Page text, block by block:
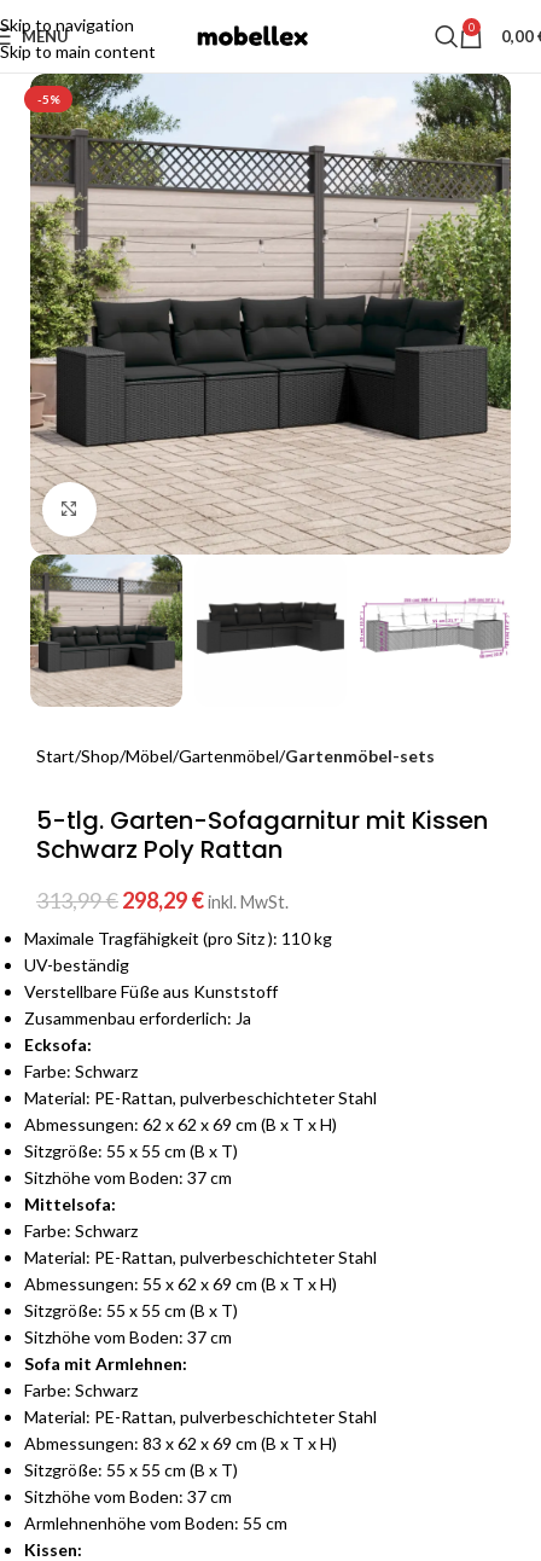
Skip to navigation
Skip to main content
MENU 0 0,00
-5%
Click to enlarge
Start Shop Möbel Gartenmöbel Gartenmöbel-sets
5-tlg. Garten-Sofagarnitur mit Kissen
Schwarz Poly Rattan
313,99€298,29€inkl. MwSt.
Maximale Tragfähigkeit (pro Sitz ): 110 kg
UV-beständig
Verstellbare Füße aus Kunststoff
Zusammenbau erforderlich: Ja
Ecksofa:
Farbe: Schwarz
Material: PE-Rattan, pulverbeschichteter Stahl
Abmessungen: 62 x 62 x 69 cm (B x T x H)
Sitzgröße: 55 x 55 cm (B x T)
Sitzhöhe vom Boden: 37 cm
Mittelsofa:
Farbe: Schwarz
Material: PE-Rattan, pulverbeschichteter Stahl
Abmessungen: 55 x 62 x 69 cm (B x T x H)
Sitzgröße: 55 x 55 cm (B x T)
Sitzhöhe vom Boden: 37 cm
Sofa mit Armlehnen:
Farbe: Schwarz
Material: PE-Rattan, pulverbeschichteter Stahl
Abmessungen: 83 x 62 x 69 cm (B x T x H)
Sitzgröße: 55 x 55 cm (B x T)
Sitzhöhe vom Boden: 37 cm
Armlehnenhöhe vom Boden: 55 cm
Kissen: